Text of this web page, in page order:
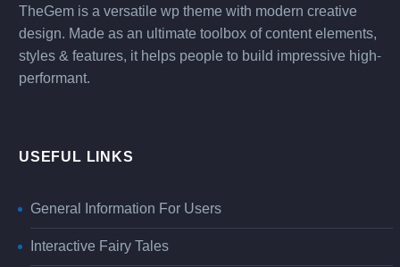
TheGem is a versatile wp theme with modern creative
design. Made as an ultimate toolbox of content elements,
styles & features, it helps people to build impressive high-
performant.
USEFUL LINKS
General Information For Users
Interactive Fairy Tales